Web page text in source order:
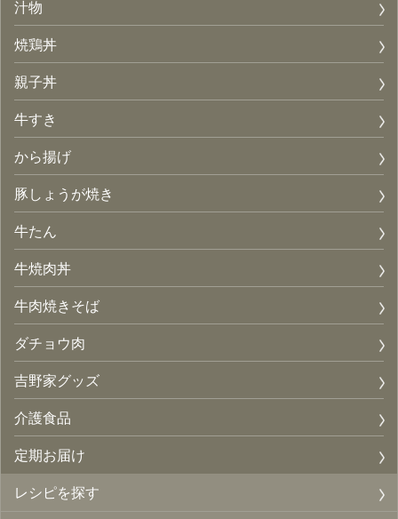
汁物
焼鶏丼
親子丼
牛すき
から揚げ
豚しょうが焼き
牛たん
牛焼肉丼
牛肉焼きそば
ダチョウ肉
吉野家グッズ
介護食品
定期お届け
レシピを探す